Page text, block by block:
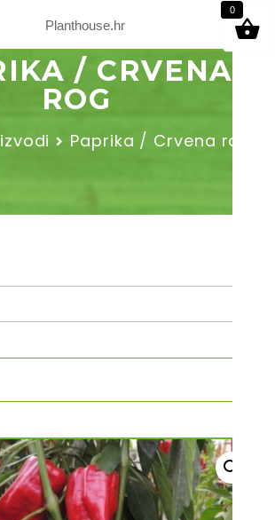
Planthouse.hr
9
/ CRVENA
ROG
Paprika / Crvena rog
I TRAJNICE
0